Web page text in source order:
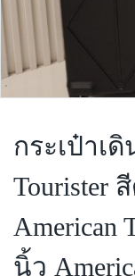
กระเป๋าเ
Tourister
American
นิ้ว